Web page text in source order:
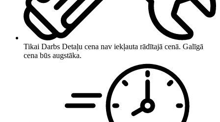
Tikai Darbs Detaļu cena nav iekļauta rādītajā cenā. Galīgā
cena būs augstāka.